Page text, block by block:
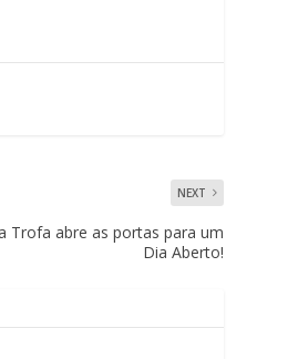
NEXT
Trofa abre as portas para um
Dia Aberto!